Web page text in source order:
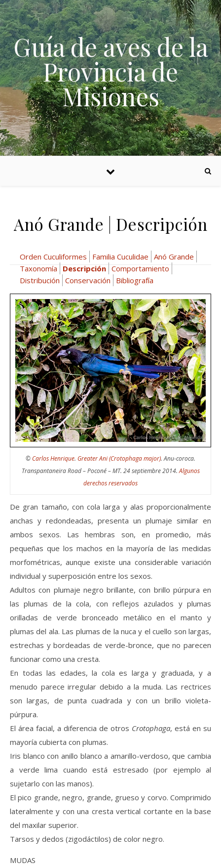
Skip to content
Guía de aves de la
Provincia de
Misiones
Anó Grande | Descripción
Orden Cuculiformes Familia Cuculidae Anó Grande
Taxonomía
Descripción Comportamiento
Distribución Conservación Bibliografía
© Carlos Henrique. Greater Ani (Crotophaga major). Anu-coroca.
Transpantaneira Road – Poconé – MT. 24 septiembre 2014.Algunos
derechos reservados
De gran tamaño, con cola larga y alas proporcionalmente
anchas y redondeadas, presenta un plumaje similar en
ambos sexos. Las hembras son, en promedio, más
pequeñas que los machos en la mayoría de las medidas
morfométricas, aunque existe una considerable variación
individual y superposición entre los sexos.
Adultos con plumaje negro brillante, con brillo púrpura en
las plumas de la cola, con reflejos azulados y plumas
orilladas de verde bronceado metálico en el manto y
plumas del ala. Las plumas de la nuca y el cuello son largas,
estrechas y bordeadas de verde-bronce, que no parecen
funcionar como una cresta.
En todas las edades, la cola es larga y graduada, y a
menudo parece irregular debido a la muda. Las rectrices
son largas, de punta cuadrada y con un brillo violeta-
púrpura.
El área facial, a diferencia de otros Crotophaga, está en su
mayoría cubierta con plumas.
Iris blanco con anillo blanco a amarillo-verdoso, que cambia
a verde lima cuando está estresado (por ejemplo al
sujetarlo con las manos).
El pico grande, negro, grande, grueso y corvo. Comprimido
lateralmente y con una cresta vertical cortante en la base
del maxilar superior.
Tarsos y dedos (zigodáctilos) de color negro.
MUDAS